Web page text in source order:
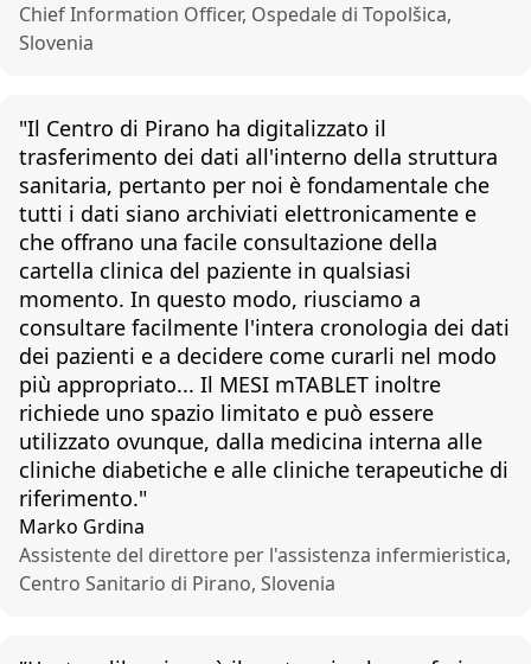
Chief Information Officer, Ospedale di Topolšica,
Slovenia
"Il Centro di Pirano ha digitalizzato il
trasferimento dei dati all'interno della struttura
sanitaria, pertanto per noi è fondamentale che
tutti i dati siano archiviati elettronicamente e
che offrano una facile consultazione della
cartella clinica del paziente in qualsiasi
momento. In questo modo, riusciamo a
consultare facilmente l'intera cronologia dei dati
dei pazienti e a decidere come curarli nel modo
più appropriato... Il MESI mTABLET inoltre
richiede uno spazio limitato e può essere
utilizzato ovunque, dalla medicina interna alle
cliniche diabetiche e alle cliniche terapeutiche di
riferimento."
Marko Grdina
Assistente del direttore per l'assistenza infermieristica,
Centro Sanitario di Pirano, Slovenia